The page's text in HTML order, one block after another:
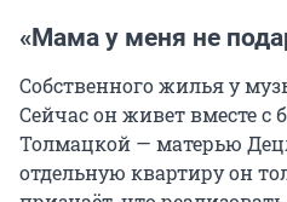
«Мама у меня не
Собственного жилья у
Сейчас он живет вместе
Толмацкой — матерью
отдельную квартиру он